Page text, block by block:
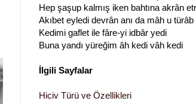
Hep şaşup kalmış iken bahtına akrân
Akıbet eyledi devrân anı da mâh u türâb
Kedimi gaflet ile fâre-yi idbâr yedi
Buna yandı yüreğim âh kedi vâh kedi
İlgili Sayfalar
Hiciv Türü ve Özellikleri